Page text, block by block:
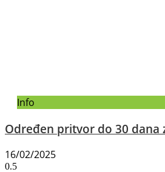
Info
Određen pritvor do 30 dana
16/02/2025